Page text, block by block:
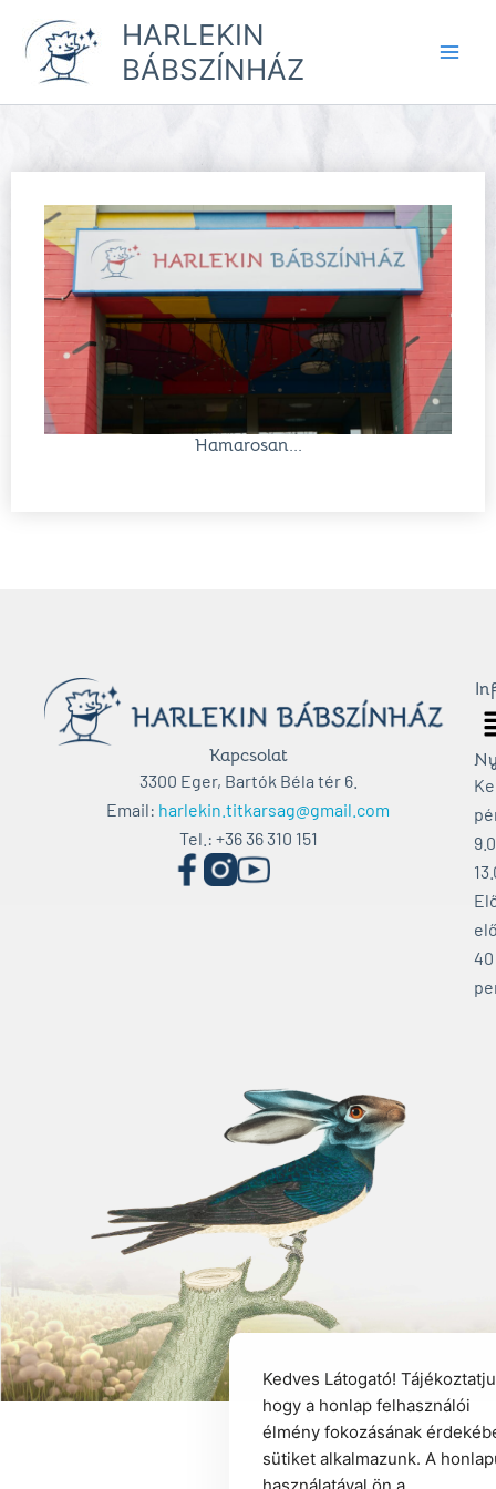
content
HARLEKIN
BÁBSZÍNHÁZ
Hamarosan...
Kapcsolat
3300 Eger, Bartók Béla tér 6.
Email: harlekin.titkarsag@gmail.com
Tel.: +36 36 310 151
40
Kedves Látogató!
hogy a honlap felhasználói
élmény fokozásának
sütiket alkalmazunk. A